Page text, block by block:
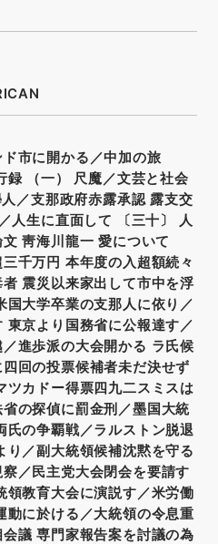
市に開かる／中加の旅
録 （一） 尺魔／文芸と社会
／支那政府赤露承認 露支交
人生に直面して 〔三十〕 人
靑海川龍一 愛について
三千万円 本年度の入超額続々
震災以来家出して市中を浮
国大学卒業の支那人に依り／
東京より国務省に公報達す／
進歩派の大会開かる ラ氏候
回の投票候補者未だ決せず
ツカドー得票四九二スミスは
の探偵に罰金刑／墨国大統
氏の争覇戦／ラルストン脱退
り／副大統領候補沈黙を守る
／民主党大会閉会を要請す
領教育大会に演説す／米労働
動に於ける／大統領の令息重
議 専門家報告案を討議の為